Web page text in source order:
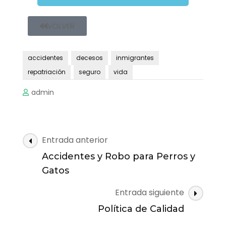
VOLVER
accidentes decesos
inmigrantes
repatriación
seguro vida
admin
Entrada anterior
Accidentes y Robo para Perros y
Gatos
Entrada siguiente
Política de Calidad